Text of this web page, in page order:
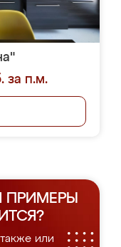
за п.м.
ПРИМЕРЫ
или